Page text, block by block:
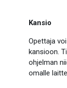
Kansio
Opettaja
kansioon.
ohjelman
omalle